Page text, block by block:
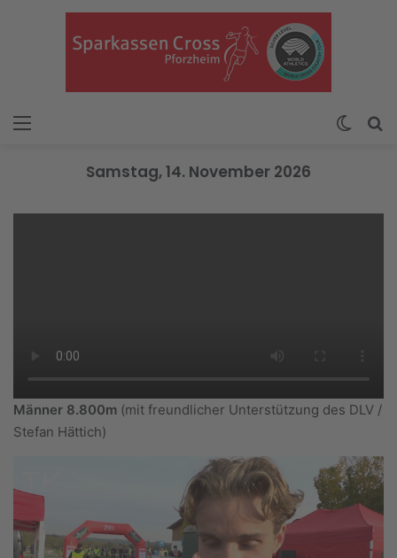
Menü Skin
Samstag, 14. November 2026
Männer 8.800m (mit freundlicher Unterstützung des DLV /
Stefan Hättich)